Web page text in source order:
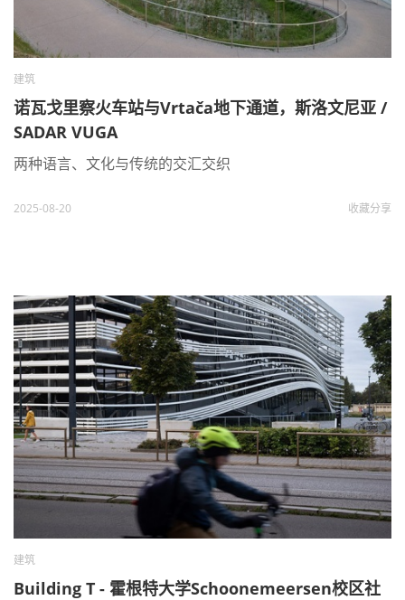
建筑
诺瓦戈里察火车站与Vrtača地下通道，斯洛文尼亚 /
SADAR VUGA
两种语言、文化与传统的交汇交织
2025-08-20 收藏分享
建筑
Building T - 霍根特大学Schoonemeersen校区社